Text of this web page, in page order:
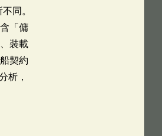
同。
「傭
裝載
契約
析，